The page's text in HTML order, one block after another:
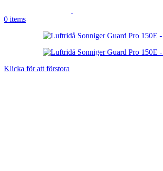
0 items
Klicka för att förstora